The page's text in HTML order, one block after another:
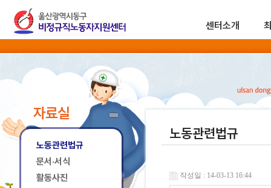
센터소개
자료실
노동관련법규
문서·서식
활동사진
노동관련법규
작성일 : 14-03-13 16:44